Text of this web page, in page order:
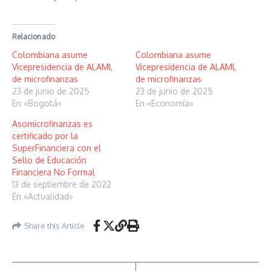
Relacionado
Colombiana asume
Vicepresidencia de ALAMI,
de microfinanzas
23 de junio de 2025
En «Bogotá»
Colombiana asume
Vicepresidencia de ALAMI,
de microfinanzas
23 de junio de 2025
En «Economía»
Asomicrofinanzas es
certificado por la
SuperFinanciera con el
Sello de Educación
Financiera No Formal
13 de septiembre de 2022
En «Actualidad»
Share this Article